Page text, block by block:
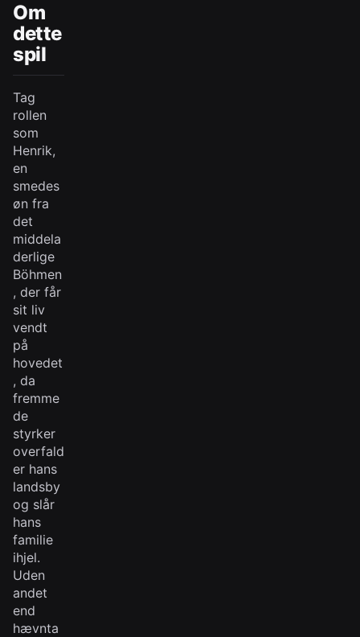
Om
dette
spil
Tag
rollen
som
Henrik,
en
smedes
øn fra
det
middela
derlige
Böhmen
, der får
sit liv
vendt
på
hovedet
, da
fremme
de
styrker
overfald
er hans
landsby
og slår
hans
familie
ihjel.
Uden
andet
end
hævnta